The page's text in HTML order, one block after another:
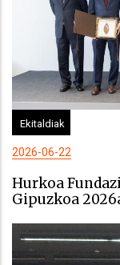
Ekitaldiak
2026-06-22
Hurkoa
Gipuzkoa